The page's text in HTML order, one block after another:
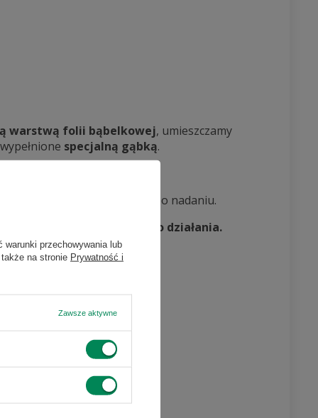
warstwą folii bąbelkowej, umieszczamy
specjalną gąbką.
na następny dzień roboczy po nadaniu.
w pełni przygotowany do działania.
warunki przechowywania lub
na stronie Prywatność i
Zawsze aktywne